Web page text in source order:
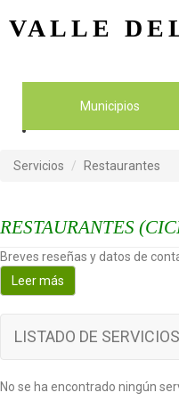
VALLE
Municipios
Servicios Restaurantes
RESTAURANTES
Breves reseñas y datos de
Leer más
LISTADO DE SERVICIOS
No se ha encontrado ningún